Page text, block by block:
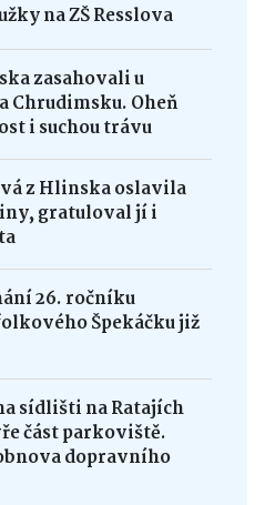
na ZŠ Resslova
zasahovali u
Chrudimsku. Oheň
i suchou trávu
z Hlinska oslavila
gratuloval jí i
26. ročníku
Špekáčku již
sídlišti na Ratajích
část parkoviště.
dopravního